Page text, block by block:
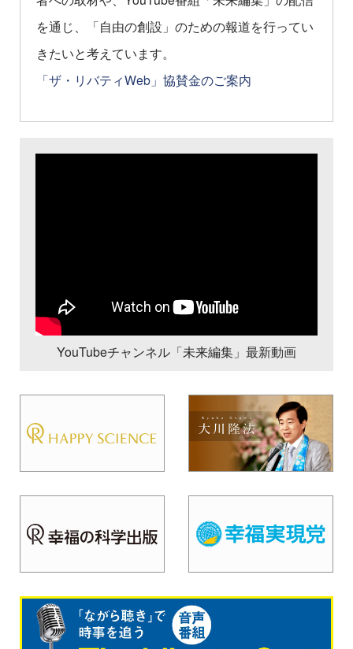
を通じ、「自由の創設」のための報道を行ってい
きたいと考えています。
「ザ・リバティWeb」協賛金のご案内
YouTubeチャンネル「未来編集」最新動画